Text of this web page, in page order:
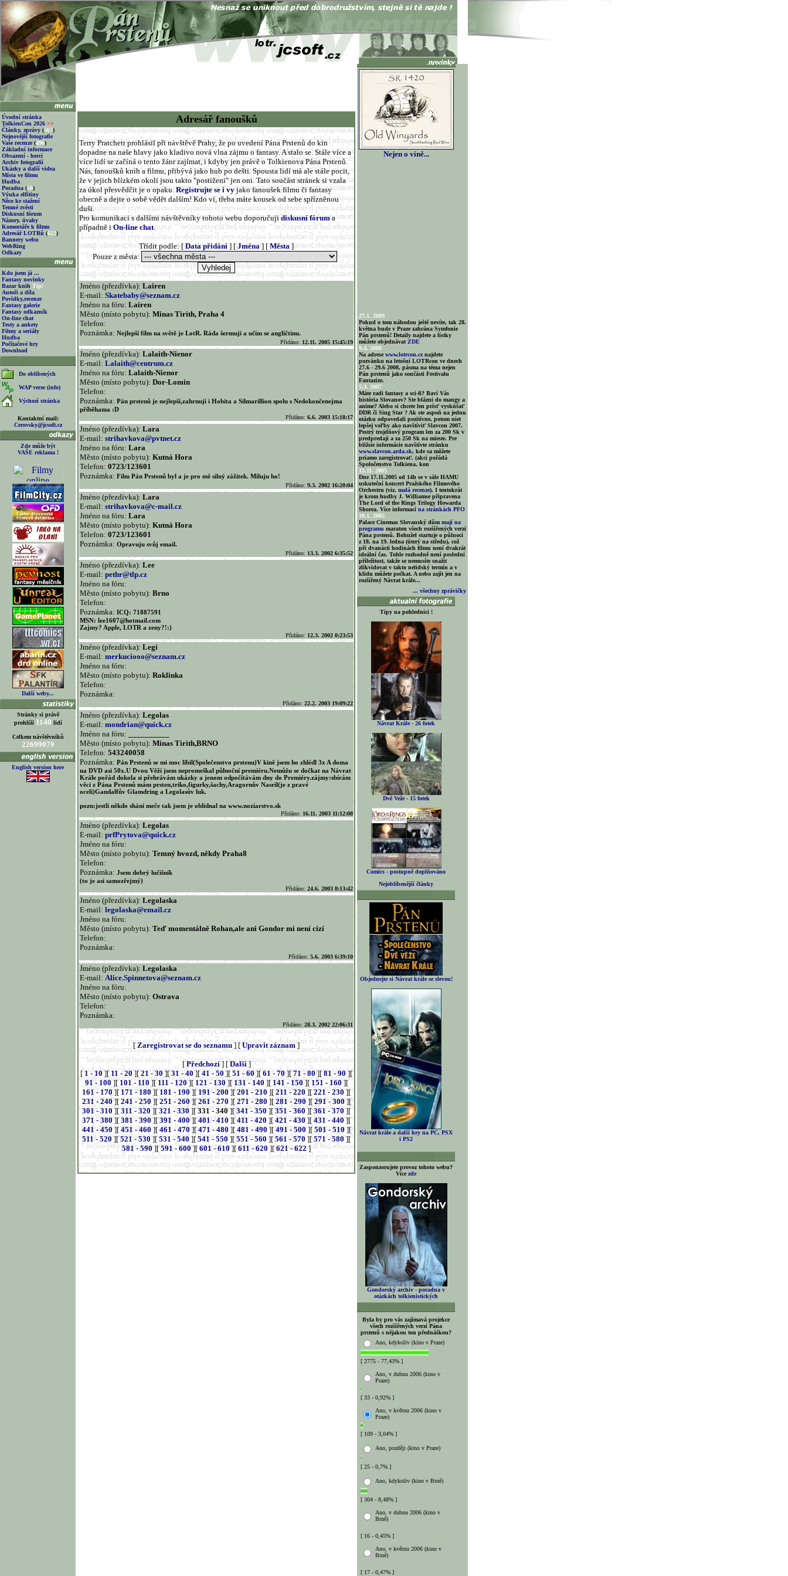
Úvodní stránka
TolkienCon 2026 >>
Články, zprávy (567)
Nejnovější fotografie
Vaše recenze (496)
Základní informace
Obsazení - herci
Archiv fotografií
Ukázky a další videa
Místa ve filmu
Hudba
Poradna (50)
Výuka elfštiny
Něco ke stažení
Temné zvěsti
Diskusní fórum
Názory, úvahy
Komentáře k filmu
Adresář LOTRů (622)
Bannery webu
WebRing
Odkazy
Kdo jsem já ...
Fantasy novinky
Bazar knih Tip!
Autoři a díla
Povídky,recenze
Fantasy galerie
Fantasy odkazník
On-line chat
Testy a ankety
Filmy a seriály
Hudba
Počítačové hry
Download
Do oblíbených
WAP verze (info)
Výchozí stránka
Kontaktní mail:
Cerovsky@jcsoft.cz
Zde může být
VAŠE reklama !
Další weby...
Stránky si právě
prohlíží1140 lidí
Celkem návštěvníků
22699079
English version here
Adresář fanoušků
Terry Pratchett prohlásil při návštěvě Prahy, že po uvedení Pána Prstenů do kin
dopadne na naše hlavy jako kladivo nová vlna zájmu o fantasy. A stalo se. Stále více a
více lidí se začíná o tento žánr zajímat, i kdyby jen právě o Tolkienova Pána Prstenů.
Nás, fanoušků knih a filmu, přibývá jako hub po dešti. Spousta lidí má ale stále pocit,
že v jejich blízkém okolí jsou takto "postiženi" jen oni. Tato součást stránek si vzala
za úkol přesvědčit je o opaku.Registrujte se i vyjako fanoušek filmu či fantasy
obecně a dejte o sobě vědět dalším! Kdo ví, třeba máte kousek od sebe spřízněnou
duši.
Pro komunikaci s dalšími návštěvníky tohoto webu doporučujidiskusní fóruma
případně iOn-line chat.
Třídit podle: [Data přidání] [Jména] [Města]
Pouze z města:
Jméno (přezdívka): Lairen
E-mail: Skatebaby@seznam.cz
Jméno na fóru: Lairen
Město (místo pobytu): Minas Tirith, Praha 4
Telefon:
Poznámka: Nejlepší film na světě je LotR. Ráda šermuji a učím se angličtinu.
Přidáno: 12.11. 2005 15:45:19
Jméno (přezdívka): Lalaith-Nienor
E-mail: Lalaith@centrum.cz
Jméno na fóru: Lalaith-Nienor
Město (místo pobytu): Dor-Lomin
Telefon:
Poznámka: Pán prstenů je nejlepší,zahrnuji i Hobita a Silmarillion spolu s Nedokončenejma
příběhama :D
Přidáno: 6.6. 2003 15:18:17
Jméno (přezdívka): Lara
E-mail: strihavkova@pvtnet.cz
Jméno na fóru: Lara
Město (místo pobytu): Kutná Hora
Telefon: 0723/123601
Poznámka: Film Pán Prstenů byl a je pro mě silný zážitek. Miluju ho!
Přidáno: 9.3. 2002 16:20:04
Jméno (přezdívka): Lara
E-mail: strihavkova@c-mail.cz
Jméno na fóru: Lara
Město (místo pobytu): Kutná Hora
Telefon: 0723/123601
Poznámka: Opravuju svůj email.
Přidáno: 13.3. 2002 6:35:52
Jméno (přezdívka): Lee
E-mail: pethr@tlp.cz
Jméno na fóru:
Město (místo pobytu): Brno
Telefon:
Poznámka: ICQ: 71887591
MSN: lee1607@hotmail.com
Zajmy? Apple, LOTR a zeny?!:)
Přidáno: 12.3. 2002 0:23:53
Jméno (přezdívka): Legi
E-mail: merkuciooo@seznam.cz
Jméno na fóru:
Město (místo pobytu): Roklinka
Telefon:
Poznámka:
Přidáno: 22.2. 2003 19:09:22
Jméno (přezdívka): Legolas
E-mail: mondrian@quick.cz
Jméno na fóru:
Město (místo pobytu): Minas Tirith,BRNO
Telefon: 543240058
Poznámka: Pán Prstenů se mi moc líbil(Společenstvo prstenu)V kině jsem ho zhlédl 3x A doma
na DVD asi 50x.U Dvou Věží jsem nepromeškal půlnoční premiéru.Nemůžu se dočkat na Návrat
Krále pořád dokola si přehrávám ukázky a jenom odpočítávám dny do Premiéry.zájmy:sbírám
věci z Pána Prstenů mám prsten,triko,figurky,šachy,Aragornův Nasril(je z pravé
oceli)Gandalfův Glamdring a Legolasův luk.
pozn:jestli někdo shání meče tak jsem je oblidnal na www.noziarstvo.sk
Přidáno: 16.11. 2003 11:12:08
Jméno (přezdívka): Legolas
E-mail: prfPrytova@quick.cz
Jméno na fóru:
Město (místo pobytu): Temný hvozd, někdy Praha8
Telefon:
Poznámka: Jsem dobrý lučišník
(to je asi samozřejmý)
Přidáno: 24.6. 2003 8:13:42
Jméno (přezdívka): Legolaska
E-mail: legolaska@email.cz
Jméno na fóru:
Město (místo pobytu): Teď momentálně Rohan,ale ani Gondor mi není cizí
Telefon:
Poznámka:
Přidáno: 5.6. 2003 6:39:10
Jméno (přezdívka): Legolaska
E-mail: Alice.Spinnetova@seznam.cz
Jméno na fóru:
Město (místo pobytu): Ostrava
Telefon:
Poznámka:
Přidáno: 28.3. 2002 22:06:31
[Zaregistrovat se do seznamu] [Upravit záznam]
[Předchozí] [Další]
[1 - 10][11 - 20][21 - 30][31 - 40][41 - 50 ][51 - 60 ][61 - 70][71 - 80][81 - 90 ][
91 - 100][101 - 110][111 - 120][121 - 130][131 - 140 ][141 - 150][151 - 160][
161 - 170][ 171 - 180][181 - 190][191 - 200][201 - 210 ][211 - 220][221 - 230][
231 - 240][ 241 - 250][ 251 - 260][261 - 270][ 271 - 280 ][281 - 290][ 291 - 300][
301 - 310][311 - 320][321 - 330][331 - 340][341 - 350][351 - 360][361 - 370][
371 - 380][ 381 - 390][391 - 400][401 - 410][411 - 420 ][ 421 - 430][431 - 440][
441 - 450][ 451 - 460][ 461 - 470][471 - 480 ][ 481 - 490 ][491 - 500][ 501 - 510][
511 - 520][521 - 530][531 - 540][541 - 550][551 - 560][561 - 570][571 - 580][
581 - 590][591 - 600][601 - 610][611 - 620 ][621 - 622]
Nejen o víně...
27.1. 2009
Pokud o tom náhodou ještě nevíte, tak 28.
května bude v Praze zahrána Symfonie
Pán prstenů! Detaily najdete a lístky
můžete objednávat ZDE
9.4. 2008
Na adrese www.lotrcon.cznajdete
pozvánku na letošní LOTRcon ve dnech
27.6 - 29.6 2008, pásma na téma nejen
Pán prstenů jako součásti Festivalu
Fantazize.
5.3. 2007
Máte radi fantasy a sci-fi? Baví Vás
história Slovanov? Ste blázni do mangy a
anime? Alebo si chcete len prísť vyskúšať
DDR či Sing Star ? Ak ste aspoň na jednu
otázku odpovedali pozitívne, potom niet
lepšej voľby ako navštíviť Slavcon 2007.
Pestrý trojdňový program len za 200 Sk v
predpredaji a za 250 Sk na mieste. Pre
bližsie informácie navštívte stránku
www.slavcon.arda.sk, kde sa môžete
priamo zaregistrovať. (akci pořádá
Spoločenstvo Tolkiena, kon
15.11. 2005
Dne 17.11.2005 od 14h se v sále HAMU
uskuteční koncert Pražského Filmového
Orchestru (viz. malá recenze). I tentokrát
je krom hudby J. Williamse připravena
The Lord of the Rings Trilogy Howarda
Shorea. Více informací na stránkách PFO
10.1. 2005
Palace Cinemas Slovanský dům mají na
programu maraton všech rozšířených verzí
Pána prstenů. Bohužel startuje o půlnoci
z 18. na 19. ledna (úterý na středu), což
při dvanácti hodinách filmu není dvakrát
ideální čas. Tohle rozhodně není poslední
příležitost, takže se nemusíte snažit
zlikvidovat v takto nelidský termín a v
klidu můžete počkat. A nebo zajít jen na
rozšířený Návrat krále...
... všechny zprávičky
Tipy na pohlednici !
Návrat Krále - 26 fotek
Dvě Veže - 15 fotek
Comics - postupně doplňováno
Nejoblíbenější články
Objednejte si Návrat krále se slevou!
Návrat krále a další hry na PC, PSX
i PS2
Zasponzorujete provoz tohoto webu?
Více zde
Gondorský archiv - poradna v
otázkách tolkienistických
Byla by pro vás zajímavá projekce
všech rozšířených verzí Pána
prstenů s nějakou tou přednáškou?
Ano, kdykoliv (kino v Praze)
[ 2775 - 77,43% ]
Ano, v dubnu 2006 (kino v
Praze)
[ 33 - 0,92% ]
Ano, v květnu 2006 (kino v
Praze)
[ 109 - 3,04% ]
Ano, později (kino v Praze)
[ 25 - 0,7% ]
Ano, kdykoliv (kino v Brně)
[ 304 - 8,48% ]
Ano, v dubnu 2006 (kino v
Brně)
[ 16 - 0,45% ]
Ano, v květnu 2006 (kino v
Brně)
[ 17 - 0,47% ]